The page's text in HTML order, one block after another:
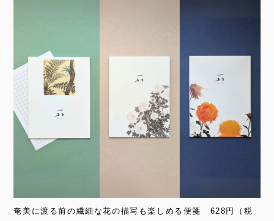
奄美に渡る前の繊細な花の描写も楽しめる便箋 628円（税